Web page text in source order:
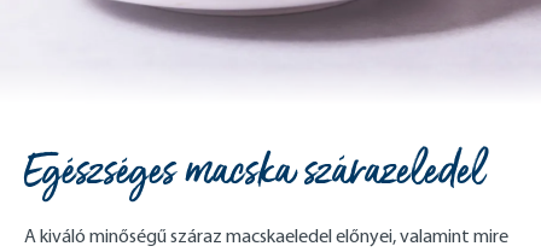
Egészséges macska szárazeledel
A kiváló minőségű száraz macskaeledel előnyei, valamint mire